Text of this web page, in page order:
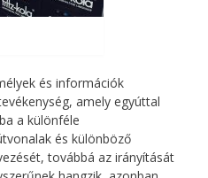
és információk
amely egyúttal
a különféle
és különböző
továbbá az irányítását